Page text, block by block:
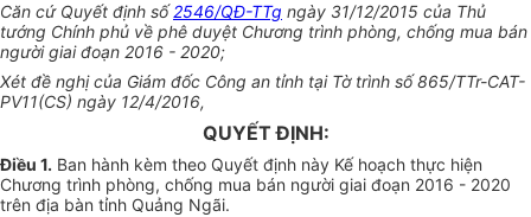
Căn cứ Quyết định số2546/QĐ-TTg ngày 31/12/2015 của Thủ
tướng Chính phủ về phê duyệt Chương trình phòng, chống mua bán
người giai đoạn 2016 - 2020;
Xét đề nghịcủa Giám đốc Công an tỉnh tại Tờ trình số 865/TTr-CAT-
PV11(CS) ngày 12/4/2016,
QUYẾT ĐỊNH:
Điều 1. Ban hành kèm theo Quyết định này Kế hoạch thực hiện
Chương trình phòng, chống mua bán người giai đoạn 2016 - 2020
trên địa bàn tỉnh Quảng Ngãi.